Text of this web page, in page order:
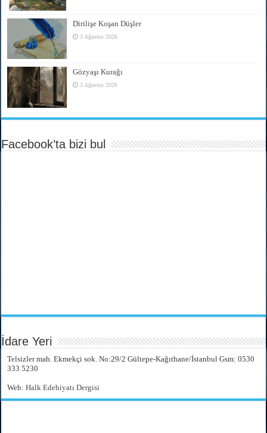
Dirilişe Koşan Düşler
3 Ağustos 2026
Gözyaşı Kurağı
3 Ağustos 2026
Facebook’ta bizi bul
İdare Yeri
Telsizler mah. Ekmekçi sok. No:29/2 Gültepe-Kağıthane/İstanbul Gsm: 0530
333 5230
Web:Halk Edebiyatı Dergisi